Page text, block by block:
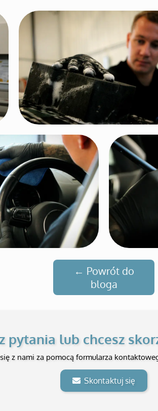
← Powrót do
bloga
pytania lub chcesz
z nami za pomocą formularza
Skontaktuj się